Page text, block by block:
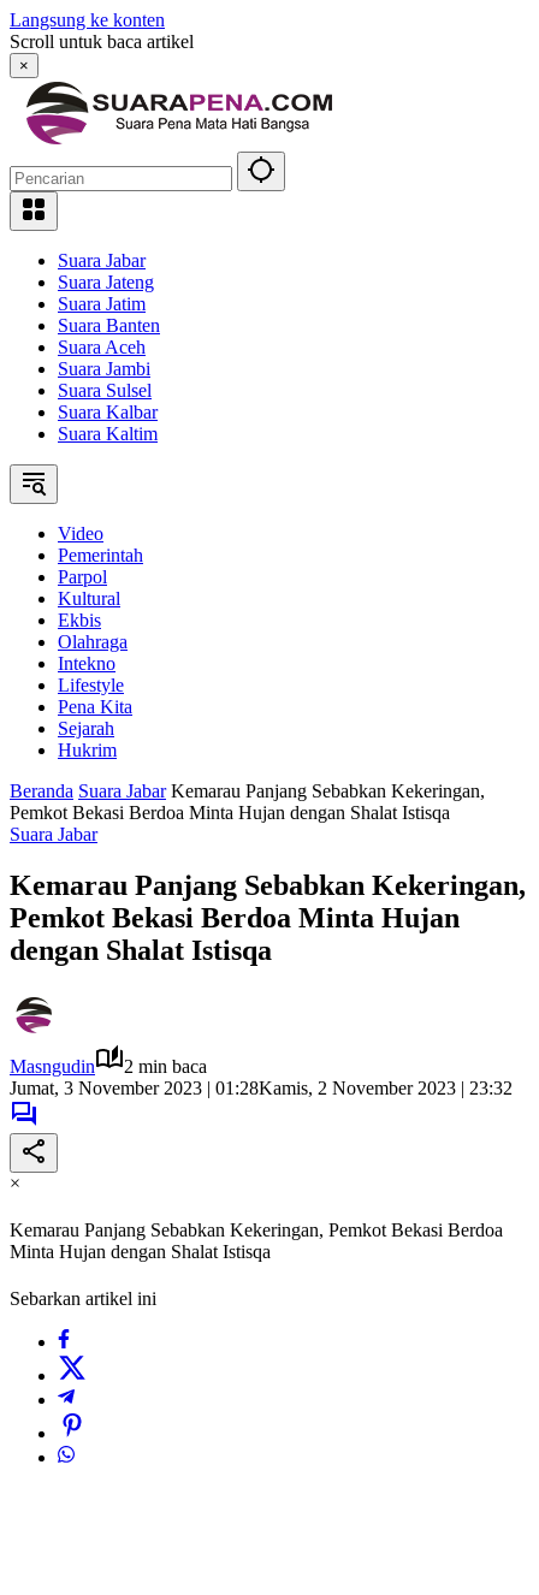
Langsung ke konten
Scroll untuk baca artikel
×
Suara Jabar
Suara Jateng
Suara Jatim
Suara Banten
Suara Aceh
Suara Jambi
Suara Sulsel
Suara Kalbar
Suara Kaltim
Video
Pemerintah
Parpol
Kultural
Ekbis
Olahraga
Intekno
Lifestyle
Pena Kita
Sejarah
Hukrim
Beranda Suara Jabar Kemarau Panjang Sebabkan Kekeringan,
Pemkot Bekasi Berdoa Minta Hujan dengan Shalat Istisqa
Suara Jabar
Kemarau Panjang Sebabkan Kekeringan,
Pemkot Bekasi Berdoa Minta Hujan
dengan Shalat Istisqa
Masngudin
2 min baca
Jumat, 3 November 2023 | 01:28Kamis, 2 November 2023 | 23:32
×
Kemarau Panjang Sebabkan Kekeringan, Pemkot Bekasi Berdoa
Minta Hujan dengan Shalat Istisqa
Sebarkan artikel ini